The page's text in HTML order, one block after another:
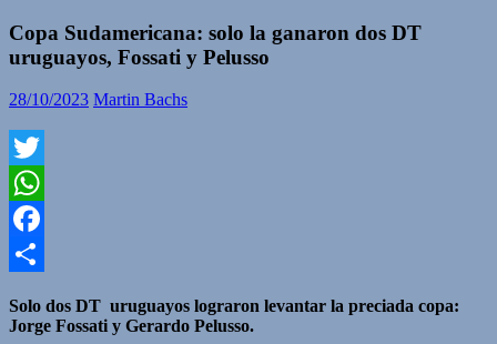
Copa Sudamericana: solo la ganaron dos DT
uruguayos, Fossati y Pelusso
28/10/2023 Martin Bachs
Twitter
WhatsApp
Facebook
Solo dos DT uruguayos lograron levantar la preciada copa:
Jorge Fossati y Gerardo Pelusso.